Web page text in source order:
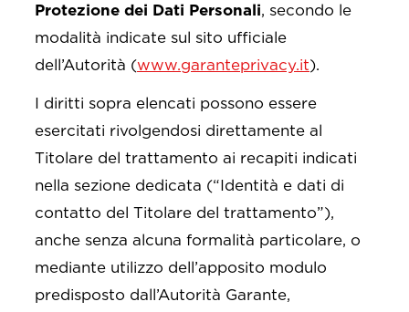
Protezione dei Dati Personali, secondo le
modalità indicate sul sito ufficiale
dell’Autorità (www.garanteprivacy.it).
I diritti sopra elencati possono essere
esercitati rivolgendosi direttamente al
Titolare del trattamento ai recapiti indicati
nella sezione dedicata (“Identità e dati di
contatto del Titolare del trattamento”),
anche senza alcuna formalità particolare, o
mediante utilizzo dell’apposito modulo
predisposto dall’Autorità Garante,